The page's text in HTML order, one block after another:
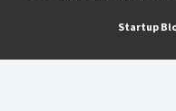
Startup